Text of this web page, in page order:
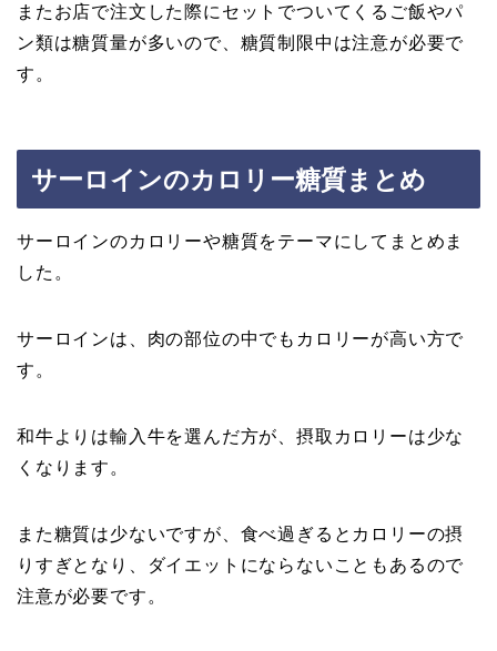
またお店で注文した際にセットでついてくるご飯やパ
ン類は糖質量が多いので、糖質制限中は注意が必要で
す。
サーロインのカロリー糖質まとめ
サーロインのカロリーや糖質をテーマにしてまとめま
した。
サーロインは、肉の部位の中でもカロリーが高い方で
す。
和牛よりは輸入牛を選んだ方が、摂取カロリーは少な
くなります。
また糖質は少ないですが、食べ過ぎるとカロリーの摂
りすぎとなり、ダイエットにならないこともあるので
注意が必要です。